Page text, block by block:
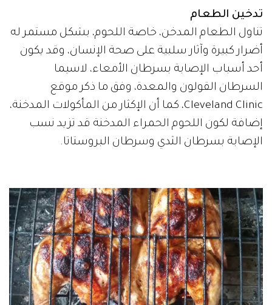
تدخين الطعام
تناول الطعام المدخن، خاصة اللحوم، بشكل مستمر له
أضرار كبيرة وآثار سلبية على صحة الإنسان، وقد يكون
أحد أسباب الإصابة بسرطان الأمعاء، لاسيما
السرطان القولون والمعدة، وفق ما ذكر موقع
Cleveland Clinic، كما أن الإكثار من المأكولات المدخنة،
إضافة لكون اللحوم الحمراء المدخنة قد تزيد نسب
الإصابة بسرطان الثدي وسرطان البروستاتا.